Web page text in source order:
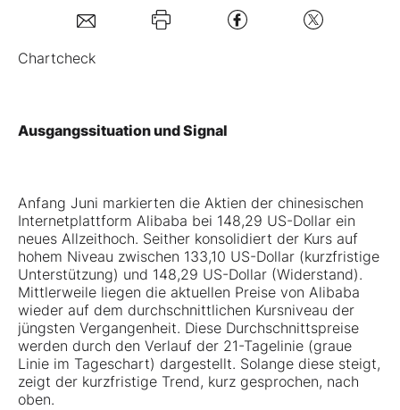
Folgen Sie uns
Chartcheck
Ausgangssituation und Signal
Anfang Juni markierten die Aktien der chinesischen
Internetplattform Alibaba bei 148,29 US-Dollar ein
neues Allzeithoch. Seither konsolidiert der Kurs auf
hohem Niveau zwischen 133,10 US-Dollar (kurzfristige
Unterstützung) und 148,29 US-Dollar (Widerstand).
Mittlerweile liegen die aktuellen Preise von Alibaba
wieder auf dem durchschnittlichen Kursniveau der
jüngsten Vergangenheit. Diese Durchschnittspreise
werden durch den Verlauf der 21-Tagelinie (graue
Linie im Tageschart) dargestellt. Solange diese steigt,
zeigt der kurzfristige Trend, kurz gesprochen, nach
oben.